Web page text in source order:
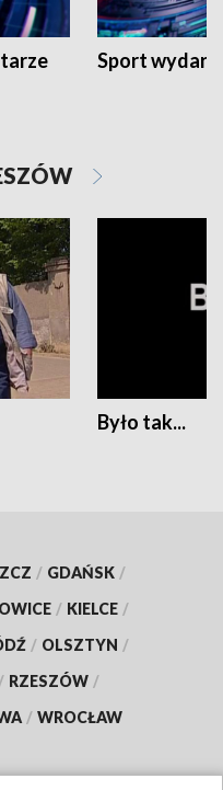
Sport
Było tak...
/ GDAŃSK /
/ KIELCE /
/ OLSZTYN /
/ RZESZÓW /
/ WROCŁAW